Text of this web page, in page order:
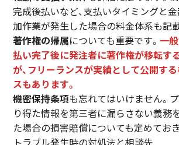
完成後払いなど、支払いタイミングと
加作業が発生した場合の料金体系も記
著作権の帰属についても重要です。 一
払い完了後に発注者に著作権が移転す
が、フリーランスが実績として公開す
スもあります。
機密保持条項も忘れてはいけません。
り得た情報を第三者に漏らさない義務
た場合の損害賠償についても定めておき
トラブル発生時の対処法と相談先